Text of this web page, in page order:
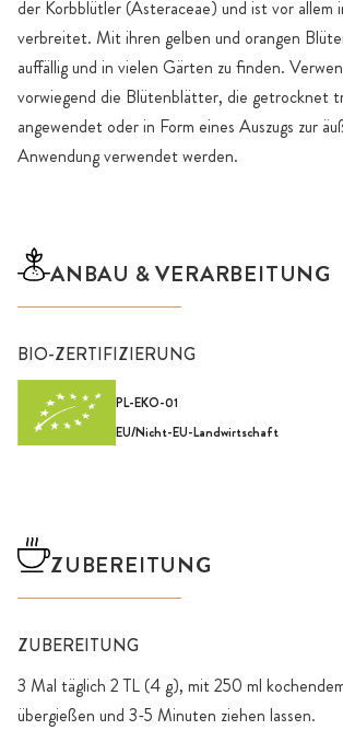
der Korbblütler (Asteraceae) und ist vor allem
verbreitet. Mit ihren gelben und orangen
auffällig und in vielen Gärten zu finden.
vorwiegend die Blütenblätter, die getrocknet
angewendet oder in Form eines Auszugs zur
Anwendung verwendet werden.
ANBAU & VERARBEITUNG
BIO-ZERTIFIZIERUNG
PL-EKO-01
EU/Nicht-EU-Landwirtschaft
ZUBEREITUNG
ZUBEREITUNG
3 Mal täglich 2 TL (4 g), mit 250 ml
übergießen und 3-5 Minuten ziehen lassen.